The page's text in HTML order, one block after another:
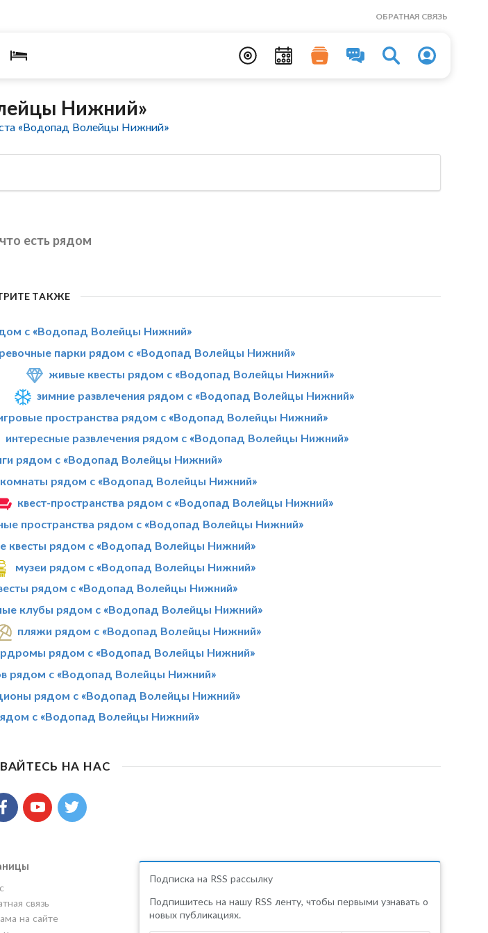
ОБРАТНАЯ СВЯЗЬ
Нижний»
«Водопад Волейцы Нижний»
есть рядом
ТАКЖЕ
с «Водопад Волейцы Нижний»
парки рядом с «Водопад Волейцы Нижний»
живые квесты рядом с «Водопад Волейцы Нижний»
зимние развлечения рядом с «Водопад Волейцы Нижний»
пространства рядом с «Водопад Волейцы Нижний»
интересные развлечения рядом с «Водопад Волейцы Нижний»
рядом с «Водопад Волейцы Нижний»
комнаты рядом с «Водопад Волейцы Нижний»
квест-пространства рядом с «Водопад Волейцы Нижний»
пространства рядом с «Водопад Волейцы Нижний»
квесты рядом с «Водопад Волейцы Нижний»
музеи рядом с «Водопад Волейцы Нижний»
рядом с «Водопад Волейцы Нижний»
клубы рядом с «Водопад Волейцы Нижний»
пляжи рядом с «Водопад Волейцы Нижний»
рядом с «Водопад Волейцы Нижний»
рядом с «Водопад Волейцы Нижний»
рядом с «Водопад Волейцы Нижний»
с «Водопад Волейцы Нижний»
НА НАС
связь
на сайте
Подписка на RSS рассылку
Подпишитесь на нашу RSS ленту, чтобы первыми узнавать о
новых публикациях.